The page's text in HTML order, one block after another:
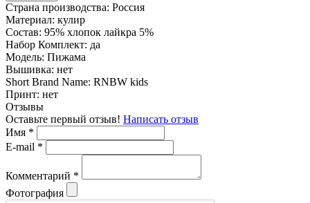
Страна производства: Россия
Материал: кулир
Состав: 95% хлопок лайкра 5%
Набор Комплект: да
Модель: Пижама
Вышивка: нет
Short Brand Name: RNBW kids
Принт: нет
Отзывы
Оставьте первый отзыв! Написать отзыв
Имя *
E-mail *
Комментарий *
Фотография